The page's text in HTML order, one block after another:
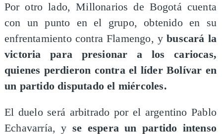
Por otro lado, Millonarios de Bogotá cuenta
con un punto en el grupo, obtenido en su
enfrentamiento contra Flamengo, y buscará la
victoria para presionar a los cariocas,
quienes perdieron contra el líder Bolívar en
un partido disputado el miércoles.
El duelo será arbitrado por el argentino Pablo
Echavarría, y se espera un partido intenso